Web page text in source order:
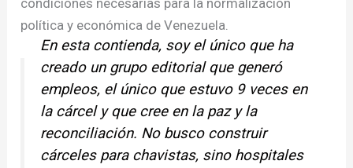
condiciones necesarias para la normalización
política y económica de Venezuela.
En esta contienda, soy el único que ha
creado un grupo editorial que generó
empleos, el único que estuvo 9 veces en
la cárcel y que cree en la paz y la
reconciliación. No busco construir
cárceles para chavistas, sino hospitales